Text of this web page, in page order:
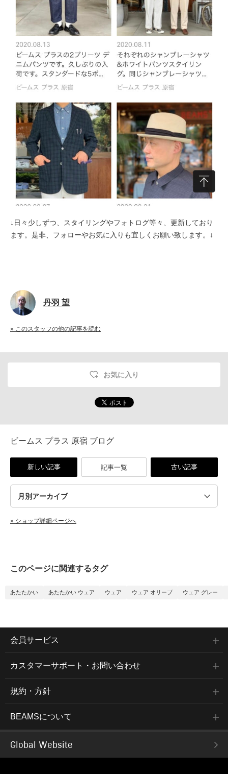
↓日々少しずつ、スタイリングやフォトログ等々、更新しており
ます。是非、フォローやお気に入りも宜しくお願い致します。↓
丹羽 望
» このスタッフの他の記事を読む
お気に入り
ビームス プラス 原宿 ブログ
新しい記事 記事一覧 古い記事
» ショップ詳細ページへ
このページに関連するタグ
あたたかい あたたかい ウェア ウェア ウェア オリーブ ウェア グレー
会員サービス
カスタマーサポート・お問い合わせ
規約・方針
BEAMSについて
Global Website